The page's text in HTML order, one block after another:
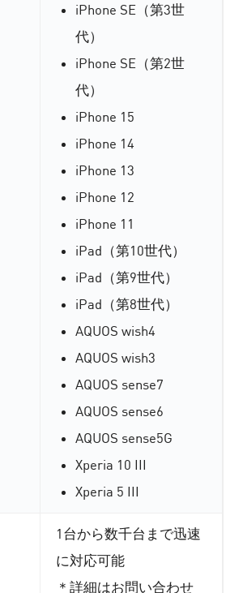
iPhone SE（第3世
代）
iPhone SE（第2世
代）
iPhone 15
iPhone 14
iPhone 13
iPhone 12
iPhone 11
iPad（第10世代）
iPad（第9世代）
iPad（第8世代）
AQUOS wish4
AQUOS wish3
AQUOS sense7
AQUOS sense6
AQUOS sense5G
Xperia 10 III
Xperia 5 III
1台から数千台まで迅速
に対応可能
＊詳細はお問い合わせ